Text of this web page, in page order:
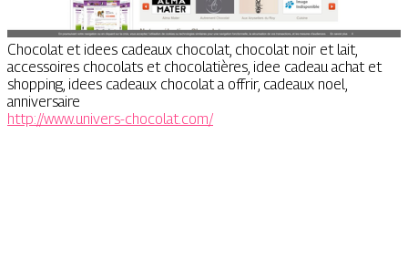
Chocolat et idees cadeaux chocolat, chocolat noir et lait,
accessoires chocolats et chocolatières, idee cadeau achat et
shopping, idees cadeaux chocolat a offrir, cadeaux noel,
anniversaire
http://www.univers-chocolat.com/